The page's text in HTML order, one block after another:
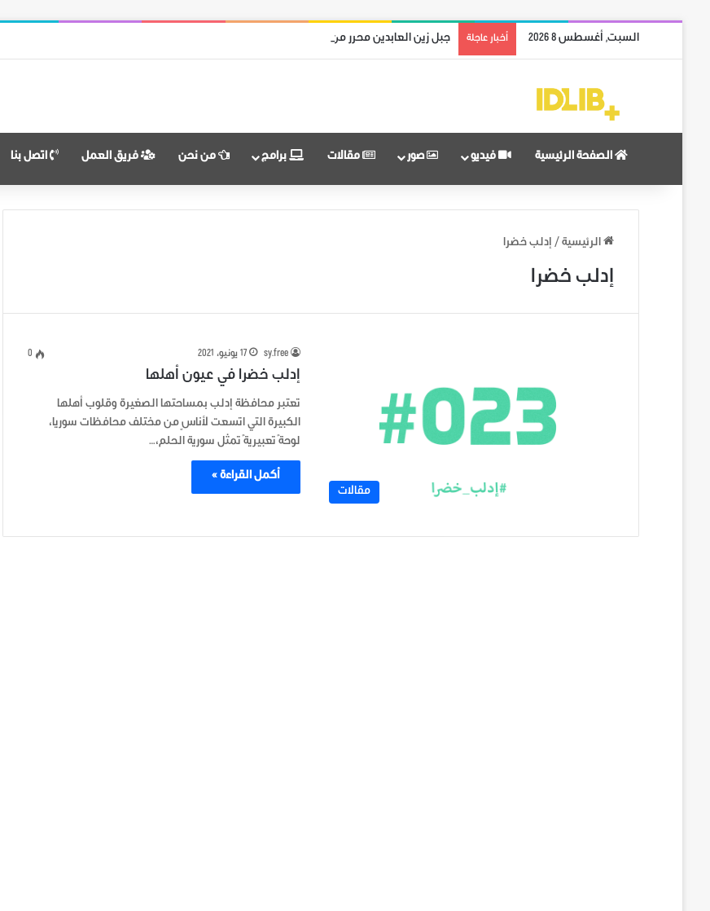
السبت, أغسطس 8 2026 أخبار عاجلة جبل زين العابدين محرر من قوات النظام وميليشياته
الصفحة الرئيسية فيديو صور مقالات برامج من نحن فريق العمل اتصل بنا
الرئيسية / إدلب خضرا
إدلب خضرا
مقالات
sy.free 17 يونيو، 2021 0
إدلب خضرا في عيون أهلها
تعتبر محافظة إدلب بمساحتها الصغيرة وقلوب أهلها
الكبيرة التي اتسعت لأناسٍ من مختلف محافظات سوريا،
لوحةً تعبيريةً تمثل سورية الحلم،…
أكمل القراءة »